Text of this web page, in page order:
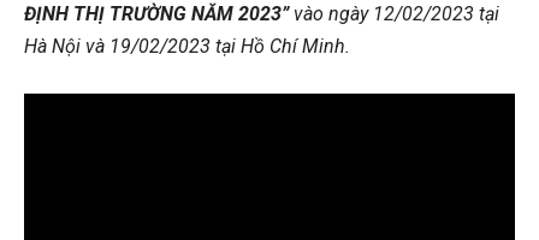
ĐỊNH THỊ TRƯỜNG NĂM 2023”vào ngày 12/02/2023 tại
Hà Nội và 19/02/2023 tại Hồ Chí Minh.